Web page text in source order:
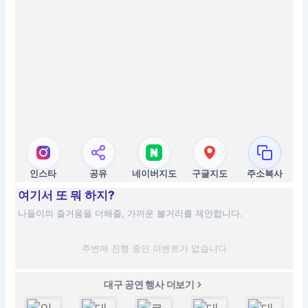
인스타 공유 네이버지도 구글지도 주소복사
여기서 또 뭐 하지?
나들이의 즐거움을 더해줄, 가까운 볼거리를 제안합니다.
주변에 진행 중인 이벤트가 없습니다
대구 공연 행사 더보기